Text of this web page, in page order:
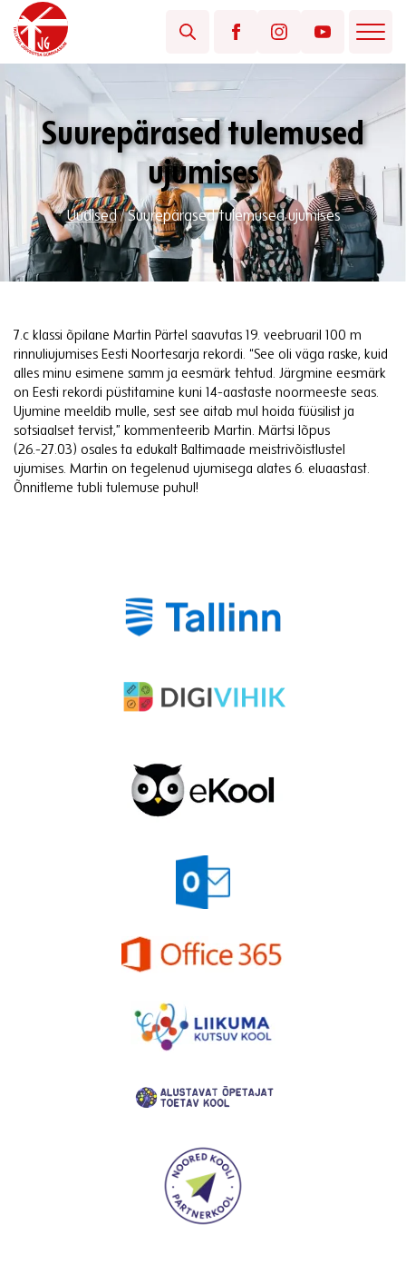
Suurepärased tulemused
ujumises
Uudised/Suurepärased tulemused ujumises
7.c klassi õpilane Martin Pärtel saavutas 19. veebruaril 100 m
rinnuliujumises Eesti Noortesarja rekordi. “See oli väga raske, kuid
alles minu esimene samm ja eesmärk tehtud. Järgmine eesmärk
on Eesti rekordi püstitamine kuni 14-aastaste noormeeste seas.
Ujumine meeldib mulle, sest see aitab mul hoida füüsilist ja
sotsiaalset tervist,” kommenteerib Martin. Märtsi lõpus
(26.-27.03) osales ta edukalt Baltimaade meistrivõistlustel
ujumises. Martin on tegelenud ujumisega alates 6. eluaastast.
Õnnitleme tubli tulemuse puhul!